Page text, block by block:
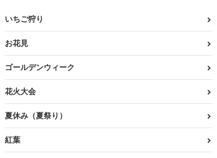
いちご狩り
お花見
ゴールデンウィーク
花火大会
夏休み（夏祭り）
紅葉